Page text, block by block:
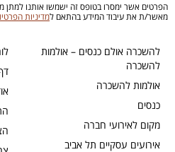
להשכרה אולם כנסים – אולמות
להשכרה
אולמות להשכרה
כנסים
מקום לאירועי חברה
אירועים עסקיים תל אביב
הפרטים אשר ימסרו בטופס זה ישמשו אותנו
מאשר/ת את עיבוד המידע בהתאם למדיניות